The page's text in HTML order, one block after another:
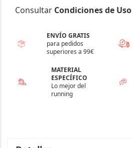
Consultar Condiciones de Uso
ENVÍO GRATIS
para pedidos
superiores a 99€
MATERIAL
ESPECÍFICO
Lo mejor del
running